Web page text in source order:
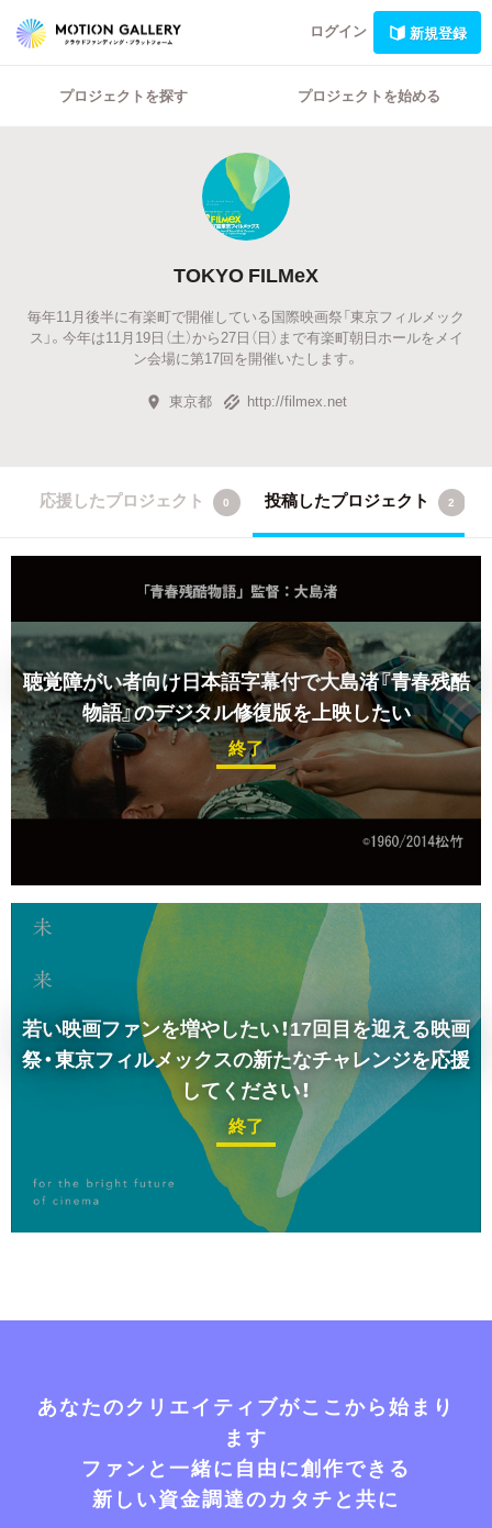
ログイン 新規登録
プロジェクトを探す プロジェクトを始める
TOKYO FILMeX
毎年11月後半に有楽町で開催している国際映画祭「東京フィルメック
ス」。今年は11月19日（土）から27日（日）まで有楽町朝日ホールをメイ
ン会場に第17回を開催いたします。
東京都 http://filmex.net
応援したプロジェクト 0 投稿したプロジェクト 2
聴覚障がい者向け日本語字幕付で大島渚『青春残酷
物語』のデジタル修復版を上映したい
終了
若い映画ファンを増やしたい！17回目を迎える映画
祭・東京フィルメックスの新たなチャレンジを応援
してください！
終了
あなたのクリエイティブがここから始まり
ます
ファンと一緒に自由に創作できる
新しい資金調達のカタチと共に